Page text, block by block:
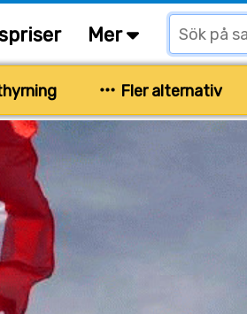
Mer
Fler alternativ